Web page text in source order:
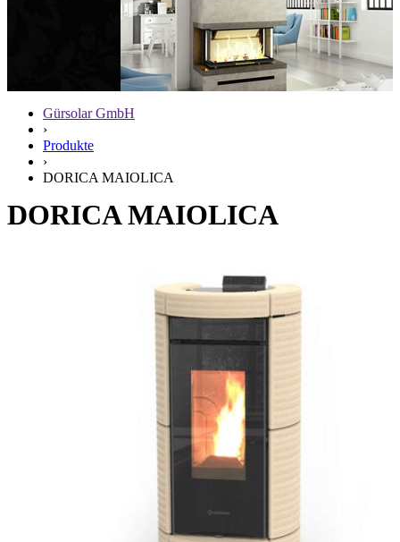
Gürsolar GmbH
›
Produkte
›
DORICA MAIOLICA
DORICA MAIOLICA